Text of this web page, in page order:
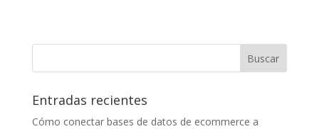
Entradas recientes
Cómo conectar bases de datos de ecommerce a